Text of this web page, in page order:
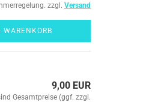
zzgl. Versand
WARENKORB
9,00 EUR
Gesamtpreise (ggf. zzgl.